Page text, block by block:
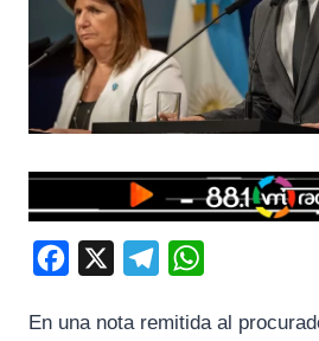
c
l
a
En una nota remitida al